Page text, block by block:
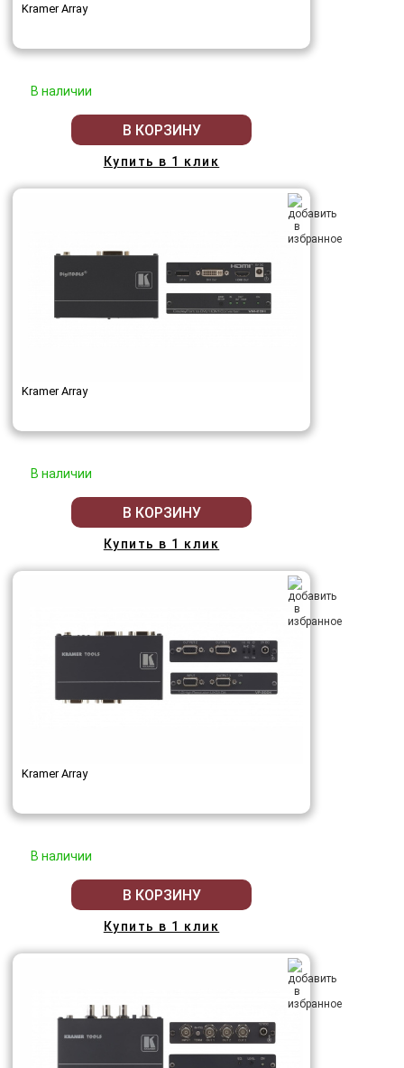
Kramer Array
В наличии
В КОРЗИНУ
Купить в 1 клик
Kramer Array
В наличии
В КОРЗИНУ
Купить в 1 клик
Kramer Array
В наличии
В КОРЗИНУ
Купить в 1 клик